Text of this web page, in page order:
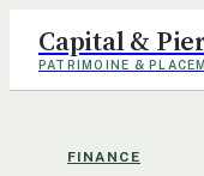
Capital &
PATRIMOINE &
FINANCE